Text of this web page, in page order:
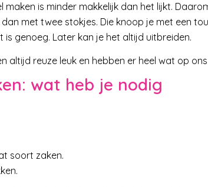
maken is minder makkelijk dan het lijkt.
met twee stokjes. Die knoop je met een
is genoeg. Later kan je het altijd uitbreiden.
altijd reuze leuk en hebben er heel wat op
wat heb je nodig
soort zaken.